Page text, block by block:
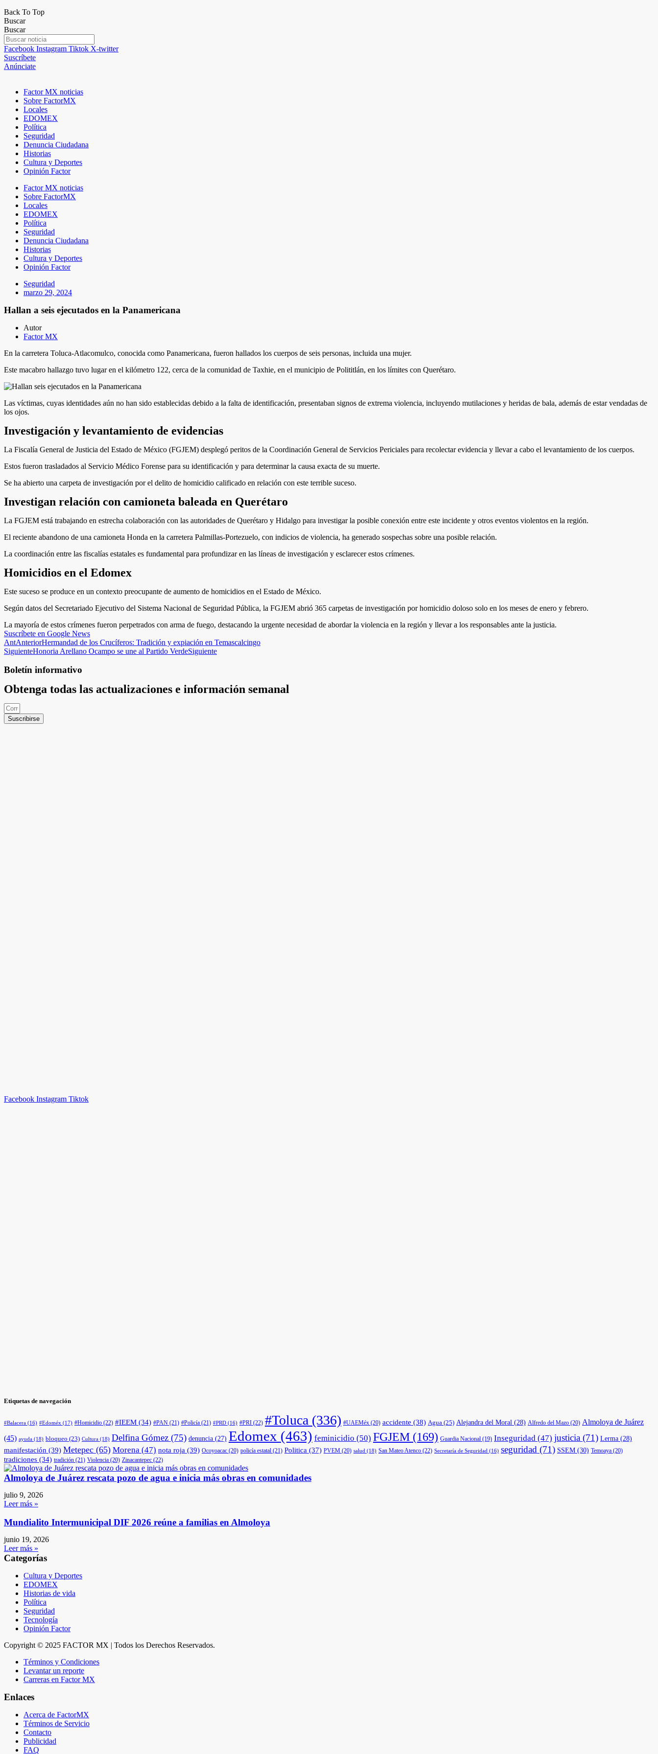
Back To Top
Buscar
Buscar
Facebook Instagram Tiktok X-twitter
Suscríbete
Anúnciate
Factor MX noticias
Sobre FactorMX
Locales
EDOMEX
Política
Seguridad
Denuncia Ciudadana
Historias
Cultura y Deportes
Opinión Factor
Factor MX noticias
Sobre FactorMX
Locales
EDOMEX
Política
Seguridad
Denuncia Ciudadana
Historias
Cultura y Deportes
Opinión Factor
Seguridad
marzo 29, 2024
Hallan a seis ejecutados en la Panamericana
Autor
Factor MX
En la carretera Toluca-Atlacomulco, conocida como Panamericana, fueron hallados los cuerpos de seis personas, incluida una mujer.
Este macabro hallazgo tuvo lugar en el kilómetro 122, cerca de la comunidad de Taxhie, en el municipio de Polititlán, en los límites con Querétaro.
Las víctimas, cuyas identidades aún no han sido establecidas debido a la falta de identificación, presentaban signos de extrema violencia, incluyendo mutilaciones y heridas de bala, además de estar vendadas de
los ojos.
Investigación y levantamiento de evidencias
La Fiscalía General de Justicia del Estado de México (FGJEM) desplegó peritos de la Coordinación General de Servicios Periciales para recolectar evidencia y llevar a cabo el levantamiento de los cuerpos.
Estos fueron trasladados al Servicio Médico Forense para su identificación y para determinar la causa exacta de su muerte.
Se ha abierto una carpeta de investigación por el delito de homicidio calificado en relación con este terrible suceso.
Investigan relación con camioneta baleada en Querétaro
La FGJEM está trabajando en estrecha colaboración con las autoridades de Querétaro y Hidalgo para investigar la posible conexión entre este incidente y otros eventos violentos en la región.
El reciente abandono de una camioneta Honda en la carretera Palmillas-Portezuelo, con indicios de violencia, ha generado sospechas sobre una posible relación.
La coordinación entre las fiscalías estatales es fundamental para profundizar en las líneas de investigación y esclarecer estos crímenes.
Homicidios en el Edomex
Este suceso se produce en un contexto preocupante de aumento de homicidios en el Estado de México.
Según datos del Secretariado Ejecutivo del Sistema Nacional de Seguridad Pública, la FGJEM abrió 365 carpetas de investigación por homicidio doloso solo en los meses de enero y febrero.
La mayoría de estos crímenes fueron perpetrados con arma de fuego, destacando la urgente necesidad de abordar la violencia en la región y llevar a los responsables ante la justicia.
Suscríbete en Google News
AntAnteriorHermandad de los Crucíferos: Tradición y expiación en Temascalcingo
SiguienteHonoria Arellano Ocampo se une al Partido VerdeSiguiente
Boletín informativo
Obtenga todas las actualizaciones e información semanal
Suscribirse
Facebook Instagram Tiktok
Etiquetas de navegación
#Balacera (16) #Edoméx (17) #Homicidio (22) #IEEM (34) #PAN (21) #Policía (21) #PRD (16) #PRI (22) #Toluca (336) #UAEMéx (20) accidente (38) Agua (25) Alejandra del Moral (28) Alfredo del Mazo (20) Almoloya de Juárez
(45) ayuda (18) bloqueo (23) Cultura (18) Delfina Gómez (75) denuncia (27) Edomex (463) feminicidio (50) FGJEM (169) Guardia Nacional (19) Inseguridad (47) justicia (71) Lerma (28)
manifestación (39) Metepec (65) Morena (47) nota roja (39) Ocoyoacac (20) policía estatal (21) Politica (37) PVEM (20) salud (18) San Mateo Atenco (22) Secretaría de Seguridad (16) seguridad (71) SSEM (30) Temoaya (20)
tradiciones (34) tradición (21) Violencia (20) Zinacantepec (22)
Almoloya de Juárez rescata pozo de agua e inicia más obras en comunidades
julio 9, 2026
Leer más »
Mundialito Intermunicipal DIF 2026 reúne a familias en Almoloya
junio 19, 2026
Leer más »
Categorías
Cultura y Deportes
EDOMEX
Historias de vida
Política
Seguridad
Tecnología
Opinión Factor
Copyright © 2025 FACTOR MX | Todos los Derechos Reservados.
Términos y Condiciones
Levantar un reporte
Carreras en Factor MX
Enlaces
Acerca de FactorMX
Términos de Servicio
Contacto
Publicidad
FAQ